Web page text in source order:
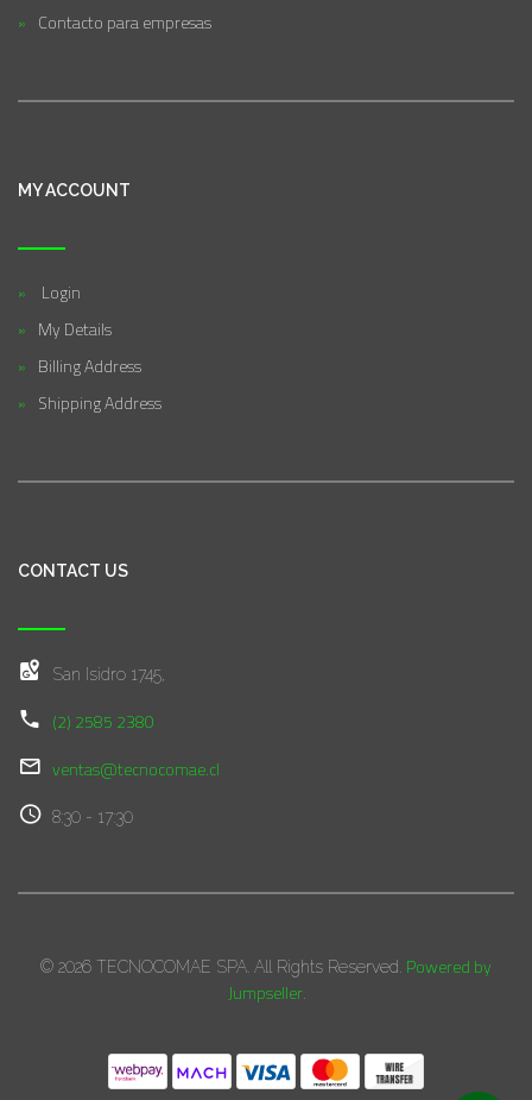
Contacto para empresas
MY ACCOUNT
Login
My Details
Billing Address
Shipping Address
CONTACT US
San Isidro 1745,
(2) 2585 2380
ventas@tecnocomae.cl
8:30 - 17:30
© 2026 TECNOCOMAE SPA. All Rights Reserved. Powered by
Jumpseller.